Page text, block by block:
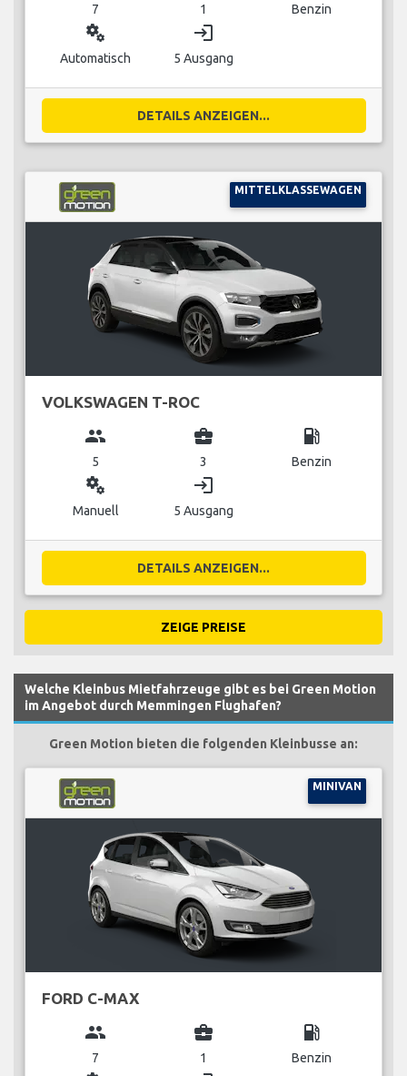
7 1 Benzin
miscellaneous_services
Automatisch
login
5 Ausgang
DETAILS ANZEIGEN...
MITTELKLASSEWAGEN
VOLKSWAGEN T-ROC
group
5
business_center
3
local_gas_station
Benzin
miscellaneous_services
Manuell
login
5 Ausgang
DETAILS ANZEIGEN...
ZEIGE PREISE
Welche Kleinbus Mietfahrzeuge gibt es bei Green Motion
im Angebot durch Memmingen Flughafen?
Green Motion bieten die folgenden Kleinbusse an:
MINIVAN
FORD C-MAX
group
7
business_center
1
local_gas_station
Benzin